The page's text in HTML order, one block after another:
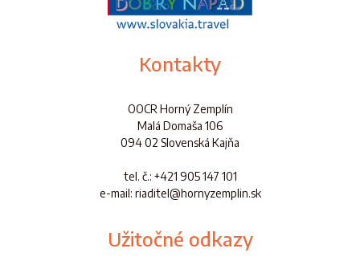
Kontakty
OOCR Horný Zemplín
Malá Domaša 106
094 02 Slovenská Kajňa
tel. č.: +421 905 147 101
e-mail: riaditel@hornyzemplin.sk
Užitočné odkazy